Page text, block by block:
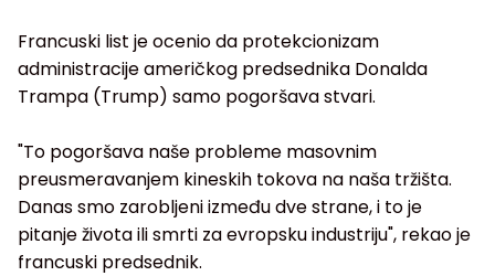
Francuski list je ocenio da protekcionizam
administracije američkog predsednika Donalda
Trampa (Trump) samo pogoršava stvari.
"To pogoršava naše probleme masovnim
preusmeravanjem kineskih tokova na naša tržišta.
Danas smo zarobljeni između dve strane, i to je
pitanje života ili smrti za evropsku industriju", rekao je
francuski predsednik.